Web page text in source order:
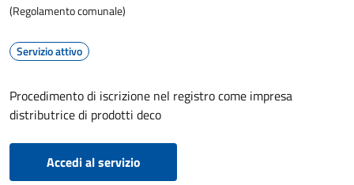
(Regolamento comunale)
Servizio attivo
Procedimento di iscrizione nel registro come impresa
distributrice di prodotti deco
Accedi al servizio